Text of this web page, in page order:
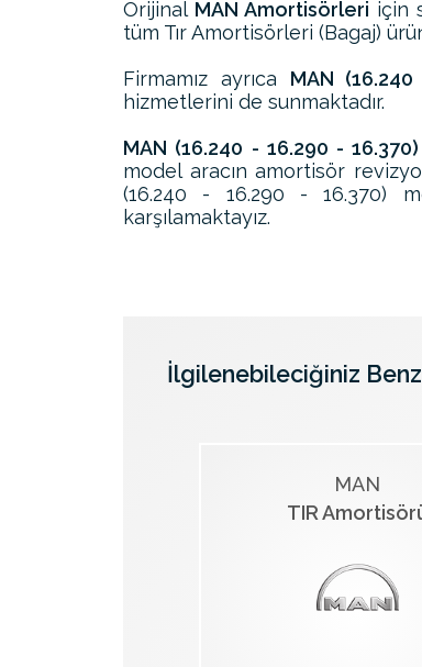
Orijinal MAN Amortisörleri için
tüm Tır Amortisörleri (Bagaj)
Firmamız ayrıca MAN
hizmetlerini de sunmaktadır.
MAN (16.240 - 16.290 -
model aracın amortisör
(16.240 - 16.290 - 16.370)
karşılamaktayız.
İlgilenebileciğiniz
MAN
TIR